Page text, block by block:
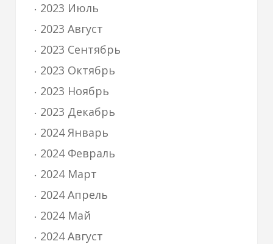
2023 Июль
2023 Август
2023 Сентябрь
2023 Октябрь
2023 Ноябрь
2023 Декабрь
2024 Январь
2024 Февраль
2024 Март
2024 Апрель
2024 Май
2024 Август